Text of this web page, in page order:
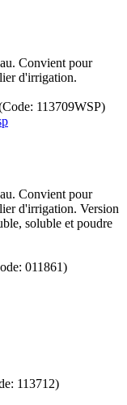
Convient pour
d'irrigation.
113709WSP)
Convient pour
d'irrigation. Version
soluble et poudre
011861)
113712)